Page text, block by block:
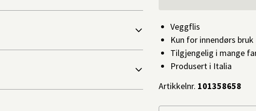
Veggflis
Kun for innendørs bruk
Tilgjengelig i mange
Produsert i Italia
Artikkelnr. 101358658